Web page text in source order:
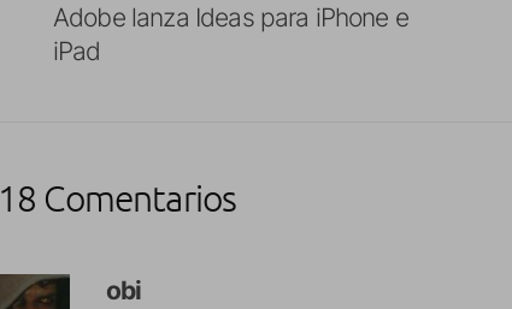
Adobe lanza Ideas para iPhone e
iPad
18 Comentarios
obi